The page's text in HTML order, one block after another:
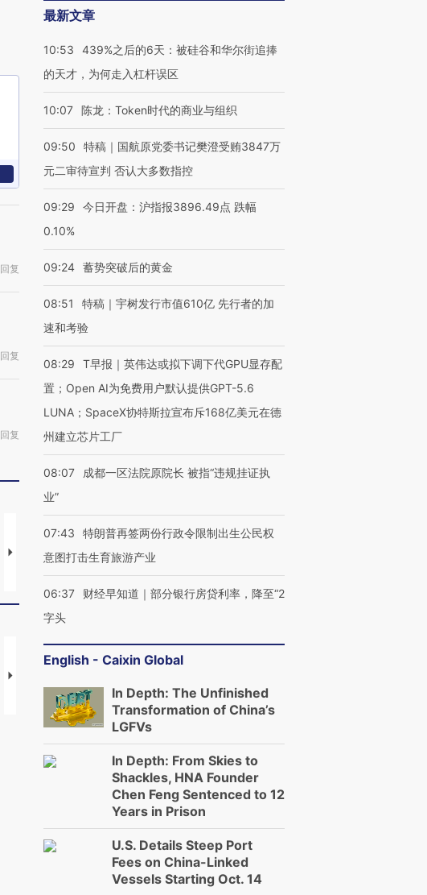
回复
回复
回复
视线｜HYROX的吸金
马航飞行员跨国走私7万
【推广】走进第四届链博
会，让数智科技“链”接产
【特别呈现】寻找100种
有意思的生活方式·第三对
CFO：不靠规模取胜，华
住三大增长引擎是什么？
最新文章
10:53
439%之后的6天：被硅谷和华尔街追捧
的天才，为何走入杠杆误区
10:07 陈龙：Token时代的商业与组织
09:50
特稿｜国航原党委书记樊澄受贿3847万
元二审待宣判 否认大多数指控
09:29
今日开盘：沪指报3896.49点 跌幅
0.10%
09:24 蓄势突破后的黄金
08:51
特稿｜宇树发行市值610亿 先行者的加
速和考验
08:29
T早报｜英伟达或拟下调下代GPU显存配
置；Open AI为免费用户默认提供GPT-5.6
LUNA；SpaceX协特斯拉宣布斥168亿美元在德
州建立芯片工厂
08:07
成都一区法院原院长 被指“违规挂证执
业”
07:43
特朗普再签两份行政令限制出生公民权
意图打击生育旅游产业
06:37
财经早知道｜部分银行房贷利率，降至“2
字头
English - Caixin Global
In Depth: The Unfinished
Transformation of China’s
LGFVs
In Depth: From Skies to
Shackles, HNA Founder
Chen Feng Sentenced to 12
Years in Prison
U.S. Details Steep Port
Fees on China-Linked
Vessels Starting Oct. 14